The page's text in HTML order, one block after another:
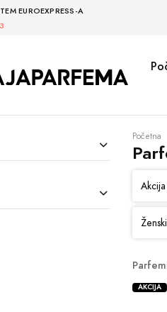
EUROEXPRESS-A
Početna
Akcija
AKCIJA